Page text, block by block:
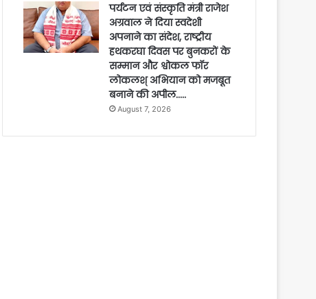
पर्यटन एवं संस्कृति मंत्री राजेश
अग्रवाल ने दिया स्वदेशी
अपनाने का संदेश, राष्ट्रीय
हथकरघा दिवस पर बुनकरों के
सम्मान और श्वोकल फॉर
लोकलश् अभियान को मजबूत
बनाने की अपील…..
August 7, 2026